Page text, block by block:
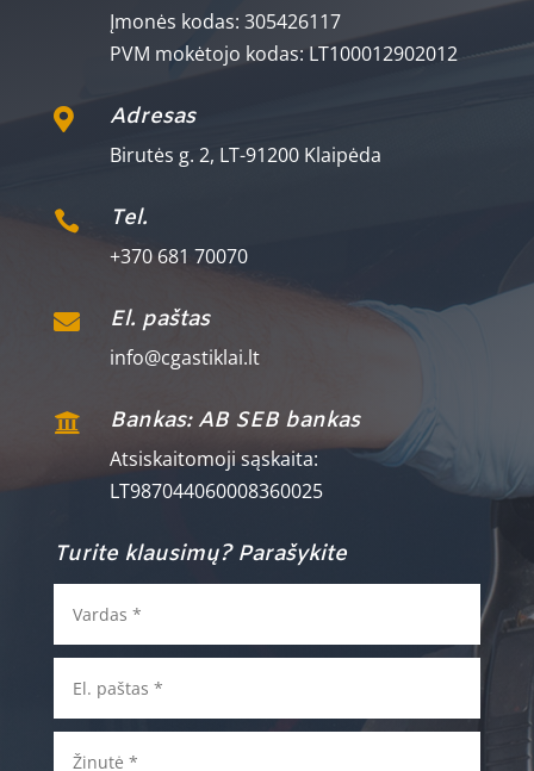
Įmonės kodas: 305426117
PVM mokėtojo kodas: LT100012902012
 Adresas
Birutės g. 2, LT-91200 Klaipėda
 Tel.
+370 681 70070
 El. paštas
info@cgastiklai.lt
 Bankas: AB SEB bankas
Atsiskaitomoji sąskaita:
LT987044060008360025
Turite klausimų? Parašykite